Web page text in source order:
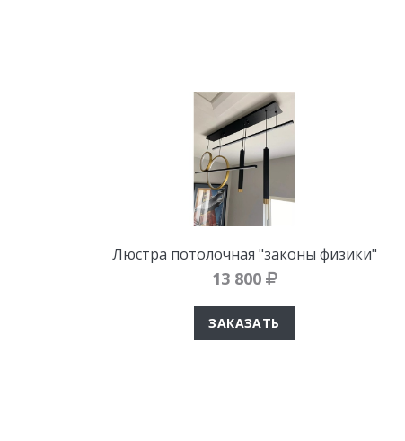
Люстра потолочная "законы физики"
13 800
ЗАКАЗАТЬ